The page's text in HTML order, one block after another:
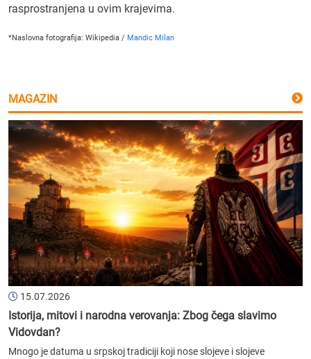
rasprostranjena u ovim krajevima.
*Naslovna fotografija: Wikipedia / Mandic Milan
MAGAZIN
15.07.2026
Istorija, mitovi i narodna verovanja: Zbog čega slavimo
Vidovdan?
Mnogo je datuma u srpskoj tradiciji koji nose slojeve i slojeve